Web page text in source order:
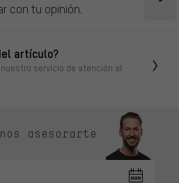
con tu opinión.
artículo?
servicio de atención al
asesorarte